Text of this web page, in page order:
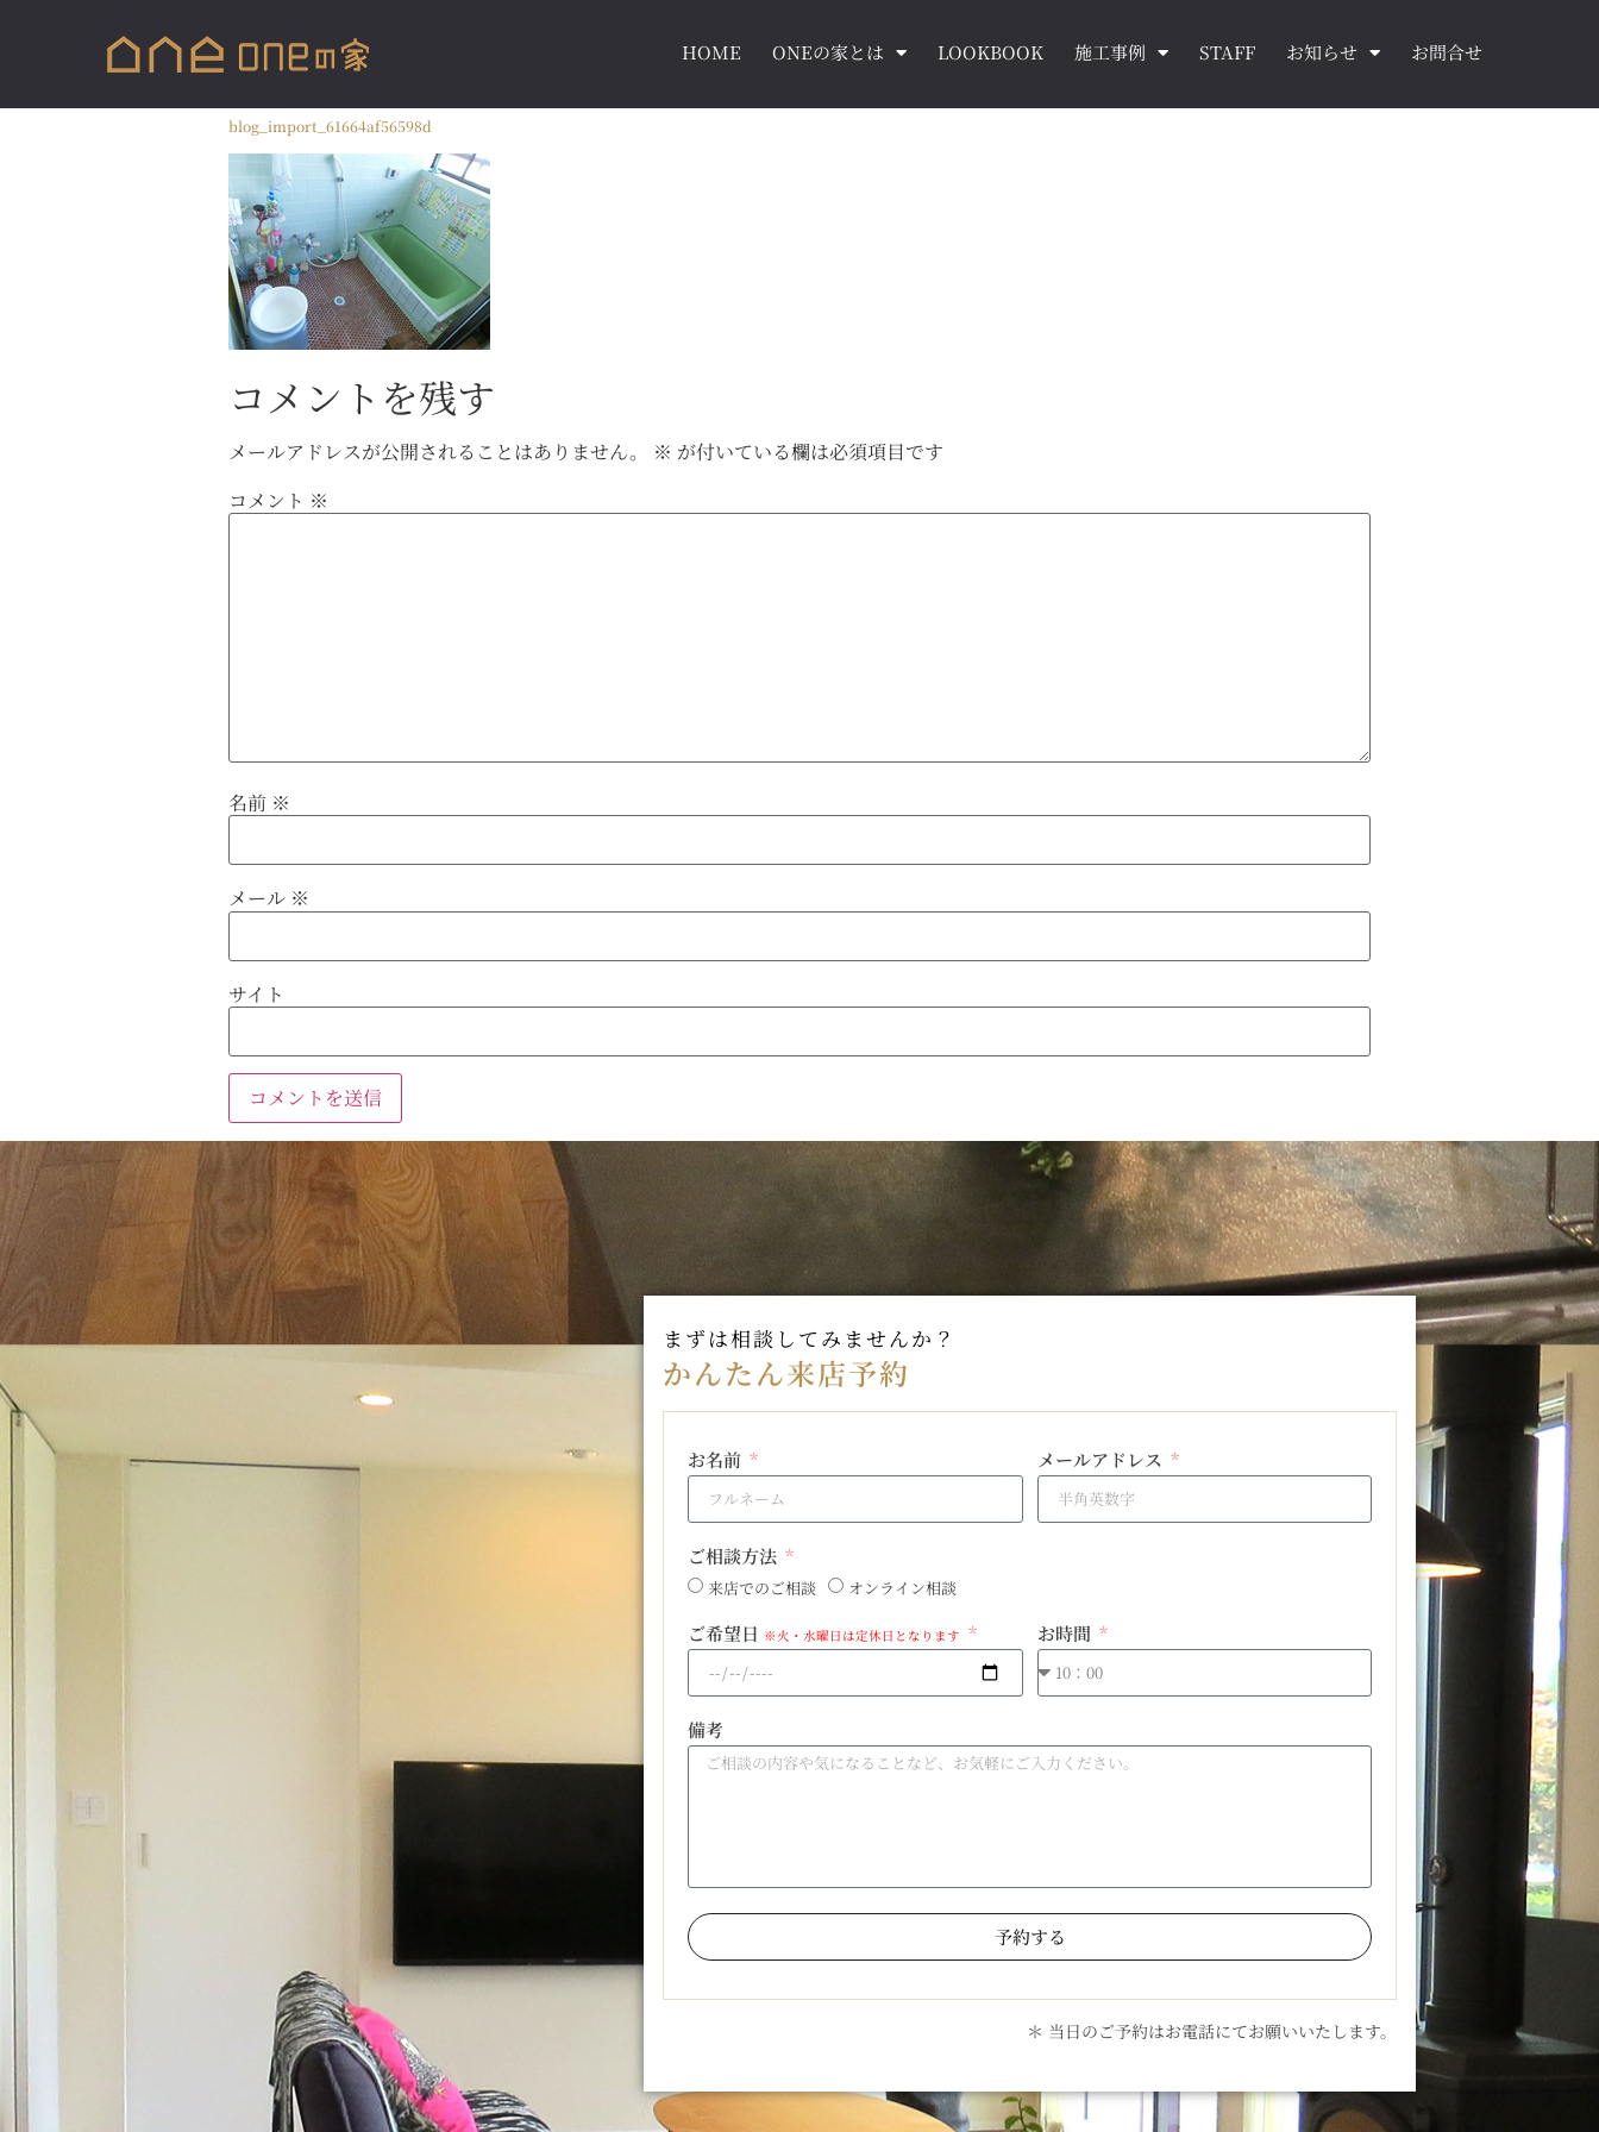
HOME ONEの家とは LOOKBOOK 施工事例 STAFF お知らせ お問合せ
blog_import_61664af56598d
コメントを残す
メールアドレスが公開されることはありません。 ※ が付いている欄は必須項目です
コメント ※
名前 ※
メール ※
サイト
まずは相談してみませんか？
かんたん来店予約
お名前 メールアドレス
ご相談方法
来店でのご相談 オンライン相談
ご希望日 ※火・水曜日は定休日となります お時間
備考
予約する
＊ 当日のご予約はお電話にてお願いいたします。